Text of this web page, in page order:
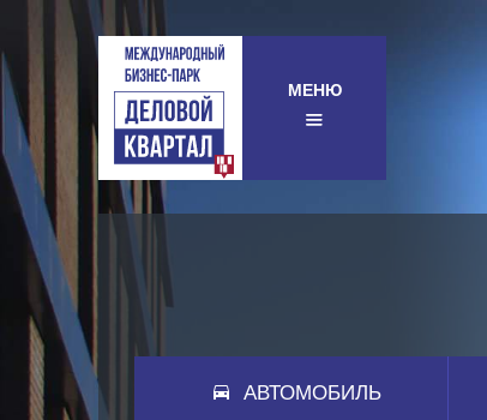
МЕНЮ
АВТОМОБИЛЬ